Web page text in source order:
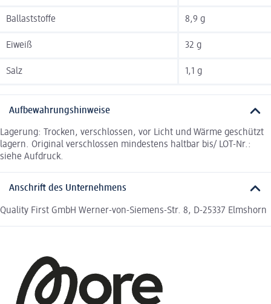
Ballaststoffe 8,9 g
Eiweiß 32 g
Salz 1,1 g
Aufbewahrungshinweise
Lagerung: Trocken, verschlossen, vor Licht und Wärme geschützt
lagern. Original verschlossen mindestens haltbar bis/ LOT-Nr.:
siehe Aufdruck.
Anschrift des Unternehmens
Quality First GmbH Werner-von-Siemens-Str. 8, D-25337 Elmshorn